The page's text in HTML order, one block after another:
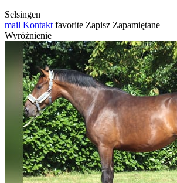
Selsingen
mail Kontakt favorite Zapisz Zapamiętane
Wyróżnienie